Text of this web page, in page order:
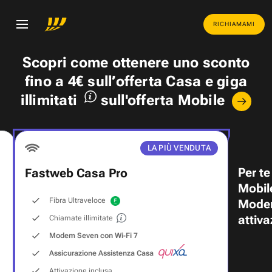
RICHIAMAMI
Scopri come ottenere uno sconto
fino a 4€ sull’offerta Casa egiga
illimitati
sull'offerta Mobile
LA PIÙ VENDUTA
Fastweb Casa Pro
Fibra Ultraveloce
Chiamate illimitate
Modem Seven con Wi‑Fi 7
Assicurazione Assistenza Casa
Per